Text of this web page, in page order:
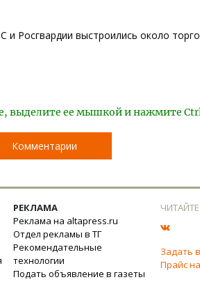
Росгвардии выстроились около
выделите ее мышкой и нажмите
Комментарии
РЕКЛАМА
Реклама на altapress.ru
Отдел рекламы в ТГ
Рекомендательные
технологии
Подать объявление в газеты
Задать
Прайс